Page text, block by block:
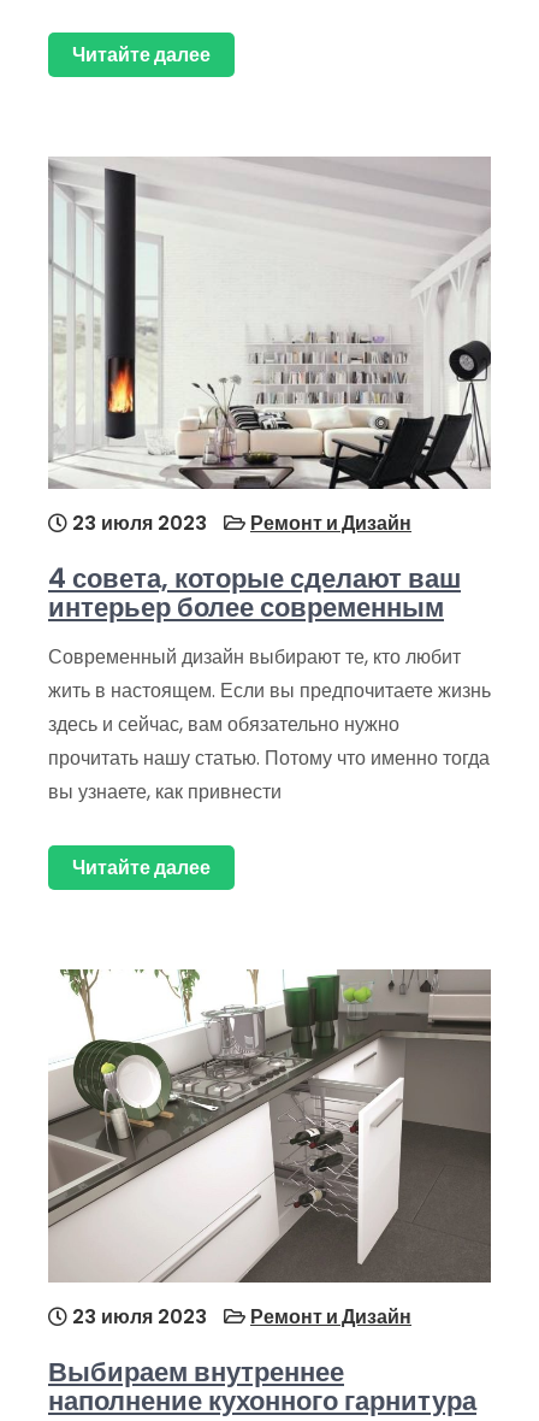
Читайте далее
23 июля 2023 Ремонт и Дизайн
4 совета, которые сделают ваш
интерьер более современным
Современный дизайн выбирают те, кто любит
жить в настоящем. Если вы предпочитаете жизнь
здесь и сейчас, вам обязательно нужно
прочитать нашу статью. Потому что именно тогда
вы узнаете, как привнести
Читайте далее
23 июля 2023 Ремонт и Дизайн
Выбираем внутреннее
наполнение кухонного гарнитура